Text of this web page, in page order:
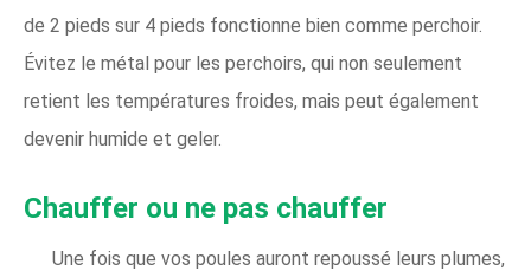
de 2 pieds sur 4 pieds fonctionne bien comme perchoir.
Évitez le métal pour les perchoirs, qui non seulement
retient les températures froides, mais peut également
devenir humide et geler.
Chauffer ou ne pas chauffer
Une fois que vos poules auront repoussé leurs plumes,